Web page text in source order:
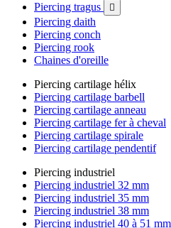
Piercing tragus 
Piercing daith
Piercing conch
Piercing rook
Chaines d'oreille
Piercing cartilage hélix
Piercing cartilage barbell
Piercing cartilage anneau
Piercing cartilage fer à cheval
Piercing cartilage spirale
Piercing cartilage pendentif
Piercing industriel
Piercing industriel 32 mm
Piercing industriel 35 mm
Piercing industriel 38 mm
Piercing industriel 40 à 51 mm